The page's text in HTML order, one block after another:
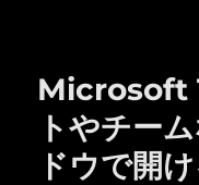
Microsoft
トやチー
ドウで開